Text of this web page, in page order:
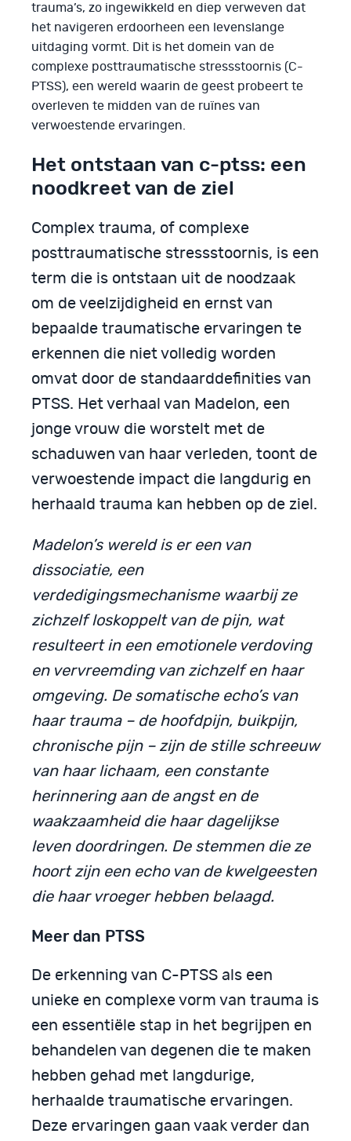
trauma’s, zo ingewikkeld en diep verweven dat
het navigeren erdoorheen een levenslange
uitdaging vormt. Dit is het domein van de
complexe posttraumatische stressstoornis (C-
PTSS), een wereld waarin de geest probeert te
overleven te midden van de ruïnes van
verwoestende ervaringen.
Het ontstaan van c-ptss: een
noodkreet van de ziel
Complex trauma, of complexe
posttraumatische stressstoornis, is een
term die is ontstaan uit de noodzaak
om de veelzijdigheid en ernst van
bepaalde traumatische ervaringen te
erkennen die niet volledig worden
omvat door de standaarddefinities van
PTSS. Het verhaal van Madelon, een
jonge vrouw die worstelt met de
schaduwen van haar verleden, toont de
verwoestende impact die langdurig en
herhaald trauma kan hebben op de ziel.
Madelon’s wereld is er een van
dissociatie, een
verdedigingsmechanisme waarbij ze
zichzelf loskoppelt van de pijn, wat
resulteert in een emotionele verdoving
en vervreemding van zichzelf en haar
omgeving. De somatische echo’s van
haar trauma – de hoofdpijn, buikpijn,
chronische pijn – zijn de stille schreeuw
van haar lichaam, een constante
herinnering aan de angst en de
waakzaamheid die haar dagelijkse
leven doordringen. De stemmen die ze
hoort zijn een echo van de kwelgeesten
die haar vroeger hebben belaagd.
Meer dan PTSS
De erkenning van C-PTSS als een
unieke en complexe vorm van trauma is
een essentiële stap in het begrijpen en
behandelen van degenen die te maken
hebben gehad met langdurige,
herhaalde traumatische ervaringen.
Deze ervaringen gaan vaak verder dan